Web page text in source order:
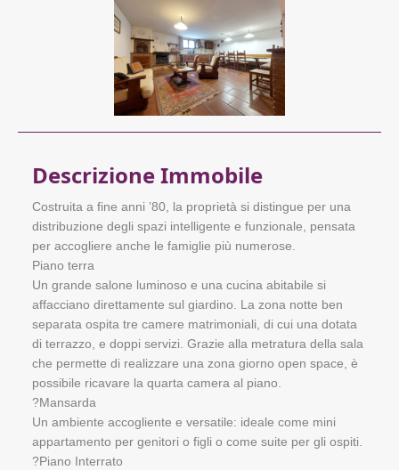
Descrizione Immobile
Costruita a fine anni ’80, la proprietà si distingue per una
distribuzione degli spazi intelligente e funzionale, pensata
per accogliere anche le famiglie più numerose.
Piano terra
Un grande salone luminoso e una cucina abitabile si
affacciano direttamente sul giardino. La zona notte ben
separata ospita tre camere matrimoniali, di cui una dotata
di terrazzo, e doppi servizi. Grazie alla metratura della sala
che permette di realizzare una zona giorno open space, è
possibile ricavare la quarta camera al piano.
?Mansarda
Un ambiente accogliente e versatile: ideale come mini
appartamento per genitori o figli o come suite per gli ospiti.
?Piano Interrato